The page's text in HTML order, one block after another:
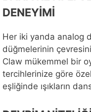
DENEYİMİ
Her iki yanda analog
düğmelerinin çevresini
Claw mükemmel bir
tercihlerinize göre
eşliğinde ışıkların